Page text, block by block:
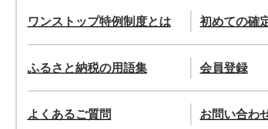
ワンストップ特例制度とは 初めての確
ふるさと納税の用語集 会員登録
よくあるご質問 お問い合わ